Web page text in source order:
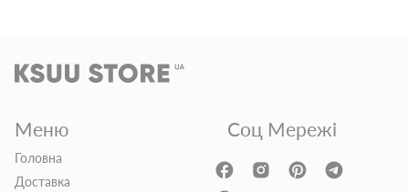
Меню
Головна
Доставка
Соц Мережі